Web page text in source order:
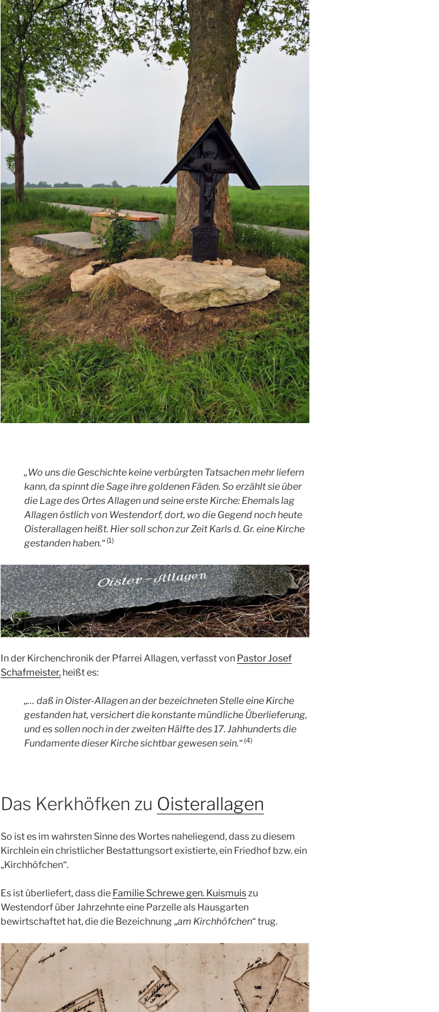
„Wo uns die Geschichte keine verbürgten Tatsachen mehr liefern
kann, da spinnt die Sage ihre goldenen Fäden. So erzählt sie über
die Lage des Ortes Allagen und seine erste Kirche: Ehemals lag
Allagen östlich von Westendorf, dort, wo die Gegend noch heute
Oisterallagen heißt. Hier soll schon zur Zeit Karls d. Gr. eine Kirche
gestanden haben.“(1)
In der Kirchenchronik der Pfarrei Allagen, verfasst von Pastor Josef
Schafmeister,heißt es:
„… daß in Oister-Allagen an der bezeichneten Stelle eine Kirche
gestanden hat, versichert die konstante mündliche Überlieferung,
und es sollen noch in der zweiten Hälfte des 17. Jahhunderts die
Fundamente dieser Kirche sichtbar gewesen sein.“ (4)
Das Kerkhöfken zu Oisterallagen
So ist es im wahrsten Sinne des Wortes naheliegend, dass zu diesem
Kirchlein ein christlicher Bestattungsort existierte, ein Friedhof bzw. ein
„Kirchhöfchen“.
Es ist überliefert, dass die Familie Schrewe gen. Kuismuiszu
Westendorf über Jahrzehnte eine Parzelle als Hausgarten
bewirtschaftet hat, die die Bezeichnung „am Kirchhöfchen“ trug.